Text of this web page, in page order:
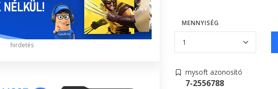
hirdetés
MENNYISÉG
mysoft azonosító
7-2556788